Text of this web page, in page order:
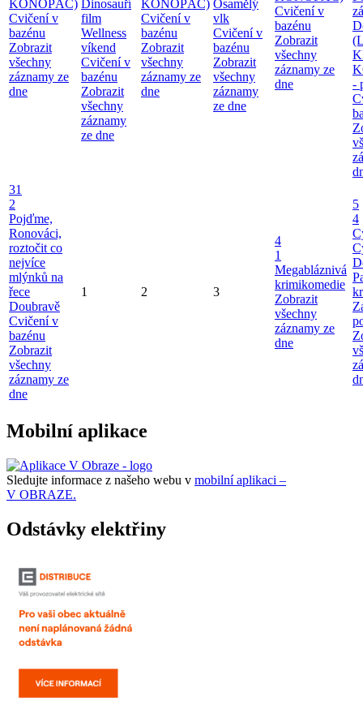
KONOPÁČ)
Cvičení v
bazénu
Zobrazit
všechny
záznamy ze
dne
Dinosauří
film
Wellness
víkend
Cvičení v
bazénu
Zobrazit
všechny
záznamy
ze dne
KONOPÁČ)
Cvičení v
bazénu
Zobrazit
všechny
záznamy ze
dne
Osamělý
vlk
Cvičení v
bazénu
Zobrazit
všechny
záznamy
ze dne
Cvičení v
bazénu
Zobrazit
všechny
záznamy ze
dne
-
31
2
Pojďme,
Ronováci,
roztočit co
nejvíce
mlýnků na
řece
Doubravě
Cvičení v
bazénu
Zobrazit
všechny
záznamy ze
dne
1 2 3
4
1
Megabláznivá
krimikomedie
Zobrazit
všechny
záznamy ze
dne
5
4
Mobilní aplikace
Sledujte informace z našeho webu v mobilní aplikaci –
V OBRAZE.
Odstávky elektřiny